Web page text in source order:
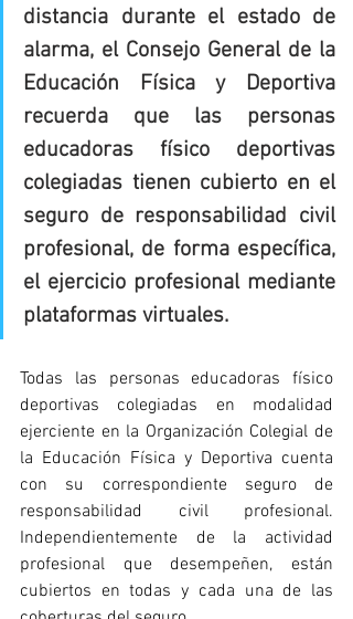
distancia durante el estado de
alarma, el Consejo General de la
Educación Física y Deportiva
recuerda que las personas
educadoras físico deportivas
colegiadas tienen cubierto en el
seguro de responsabilidad civil
profesional, de forma específica,
el ejercicio profesional mediante
plataformas virtuales.
Todas las personas educadoras físico
deportivas colegiadas en modalidad
ejerciente en la Organización Colegial de
la Educación Física y Deportiva cuenta
con su correspondiente seguro de
responsabilidad civil profesional.
Independientemente de la actividad
profesional que desempeñen, están
cubiertos en todas y cada una de las